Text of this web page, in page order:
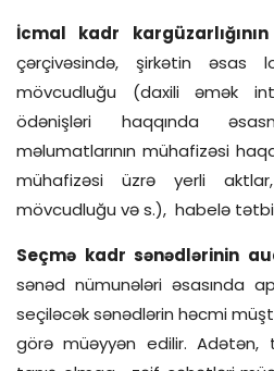
İcmal kadr
çərçivəsində, şirkətin əsas
mövcudluğu (daxili əmək
ödənişləri haqqında
məlumatlarının mühafizəsi
mühafizəsi üzrə yerli
mövcudluğu və s.), habelə
Seçmə kadr sənədlərinin
sənəd nümunələri əsasında
seçiləcək sənədlərin həcmi
görə müəyyən edilir. Adətən,